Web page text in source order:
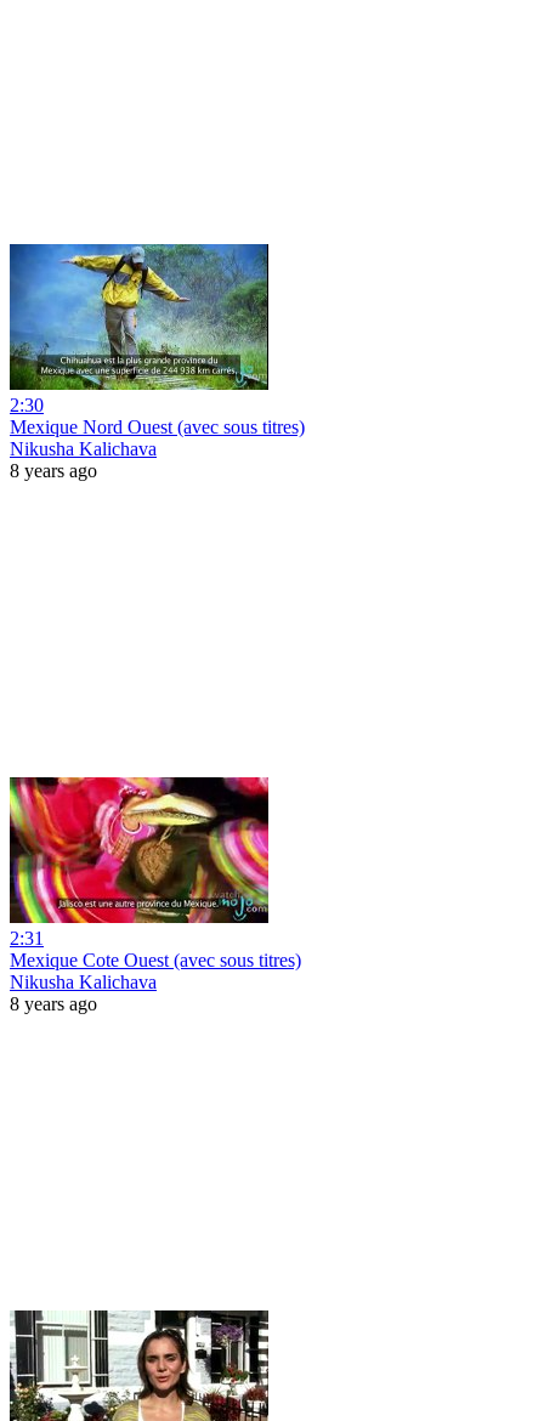
2:30
Mexique Nord Ouest (avec sous titres)
Nikusha Kalichava
8 years ago
2:31
Mexique Cote Ouest (avec sous titres)
Nikusha Kalichava
8 years ago